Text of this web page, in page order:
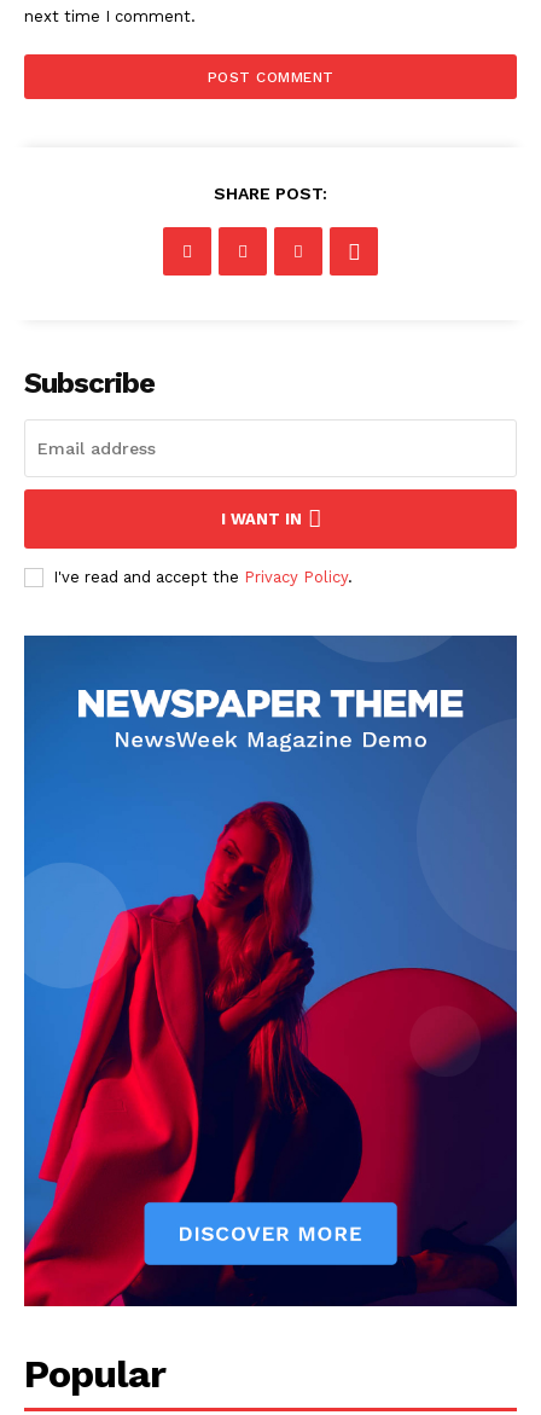
next time I comment.
SHARE POST:
Subscribe
I WANT IN
I've read and accept the Privacy Policy.
Popular